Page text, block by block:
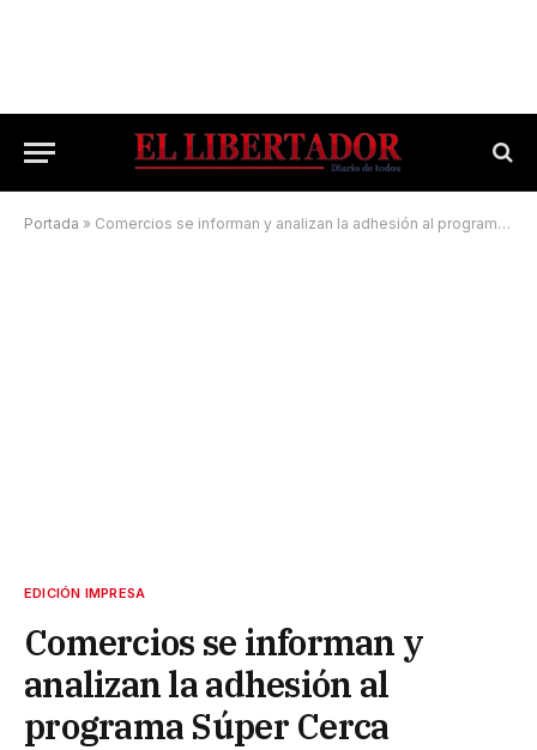
Portada » Comercios se informan y analizan la adhesión al programa Súper Cerca
EDICIÓN IMPRESA
Comercios se informan y
analizan la adhesión al
programa Súper Cerca